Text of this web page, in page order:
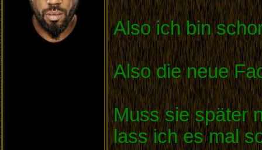
Also ich bin
Also die neue
Muss sie später
lass ich es mal